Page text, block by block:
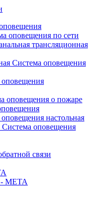
оповещения по сети
трансляционная
Система оповещения
оповещения о пожаре
настольная
оповещения
связи
- МЕТА